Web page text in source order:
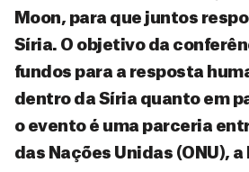
Moon, para que juntos
Síria. O objetivo da
fundos para a resposta
dentro da Síria quanto em
o evento é uma parceria
das Nações Unidas (ONU), a